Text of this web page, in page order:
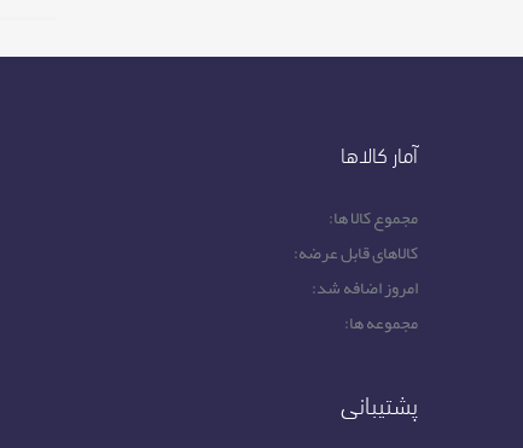
آمار کالاها
مجموع کالا ها:
کالاهای قابل عرضه:
امروز اضافه شد:
مجموعه ها:
پشتیبانی